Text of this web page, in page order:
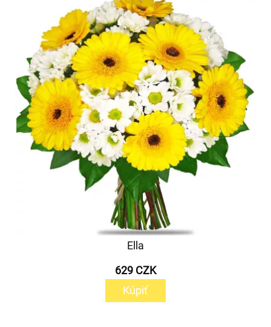
Ella
629 CZK
Kúpiť